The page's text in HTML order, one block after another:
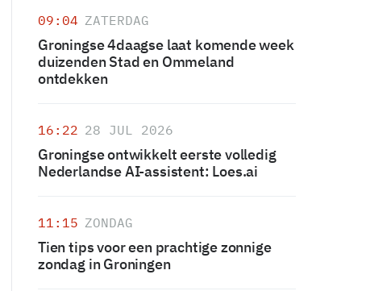
09:04 ZATERDAG
Groningse 4daagse laat komende week
duizenden Stad en Ommeland
ontdekken
16:22 28 JUL 2026
Groningse ontwikkelt eerste volledig
Nederlandse AI-assistent: Loes.ai
11:15 ZONDAG
Tien tips voor een prachtige zonnige
zondag in Groningen